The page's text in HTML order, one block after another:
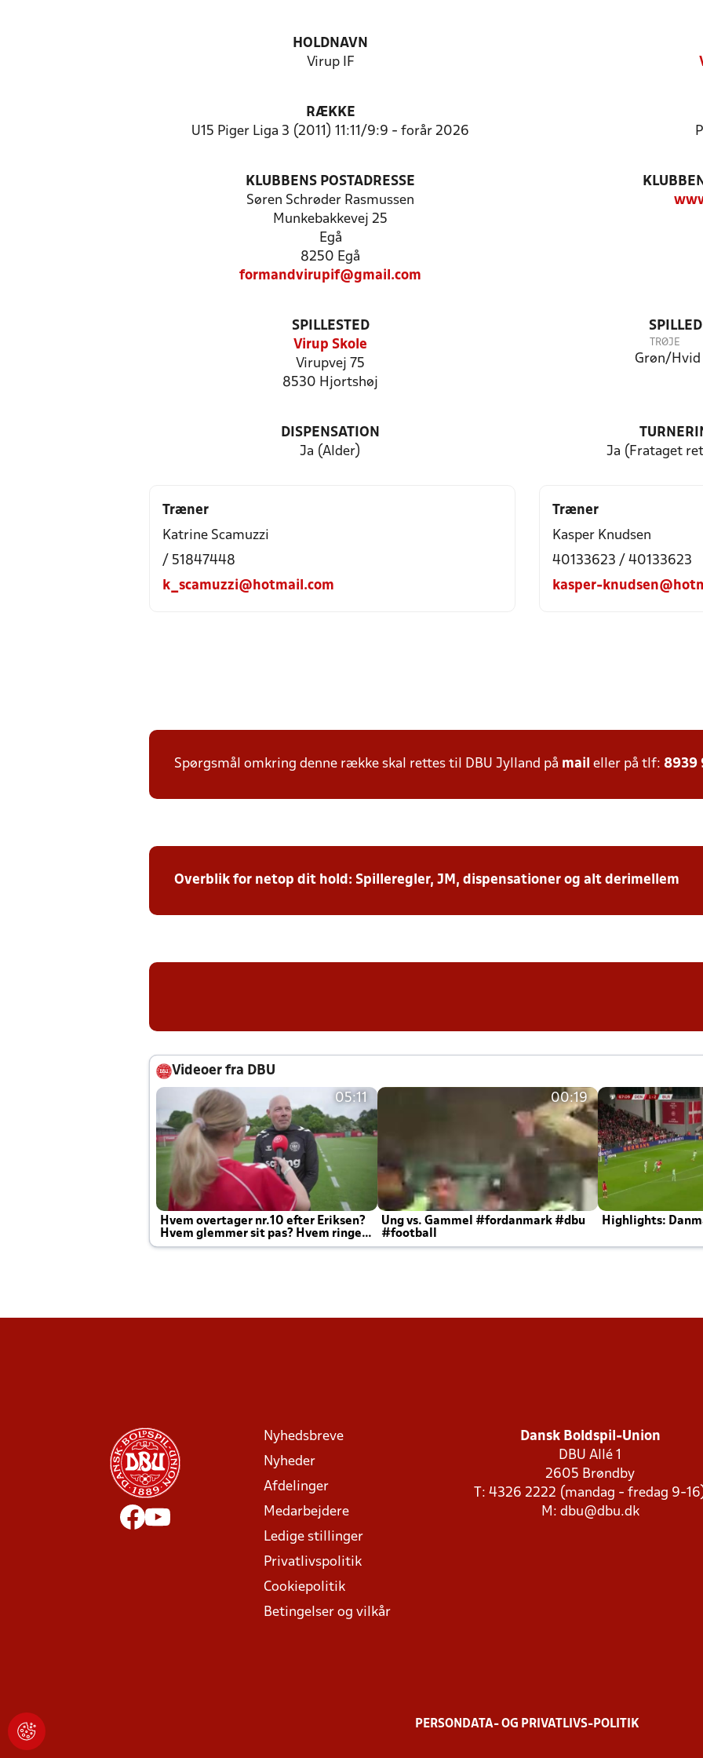
HOLDNAVN
Virup IF
RÆKKE
U15 Piger Liga 3 (2011) 11:11/9:9 - forår 2026
KLUBBENS POSTADRESSE
Søren Schrøder Rasmussen
Munkebakkevej 25
Egå
8250 Egå
formandvirupif@gmail.com
SPILLESTED
Virup Skole
Virupvej 75
8530 Hjortshøj
TRØJE
Grøn/Hvid
DISPENSATION
Ja (Alder)
Ja (Frataget
Træner
Katrine Scamuzzi
/ 51847448
k_scamuzzi@hotmail.com
Træner
Kasper Knudsen
40133623 / 40133623
kasper-
Spørgsmål omkring denne række skal rettes til DBU Jylland på mail eller på tlf: 8939
Overblik for netop dit hold: Spilleregler, JM, dispensationer og alt derimellem
Videoer fra DBU
05:11
Hvem overtager nr.10 efter Eriksen?
Hvem glemmer sit pas? Hvem ringer
Joachim altid til efter kampe?
00:19
Ung vs. Gammel #fordanmark #dbu
#football
Highlights:
Nyhedsbreve
Nyheder
Afdelinger
Medarbejdere
Ledige stillinger
Privatlivspolitik
Cookiepolitik
Betingelser og vilkår
Dansk Boldspil-Union
DBU Allé 1
2605 Brøndby
T: 4326 2222 (mandag - fredag 9-
M: dbu@dbu.dk
PERSONDATA- OG PRIVATLIVS-POLITIK